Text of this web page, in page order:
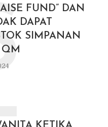
FUND” DAN
DAPAT
SIMPANAN
QM